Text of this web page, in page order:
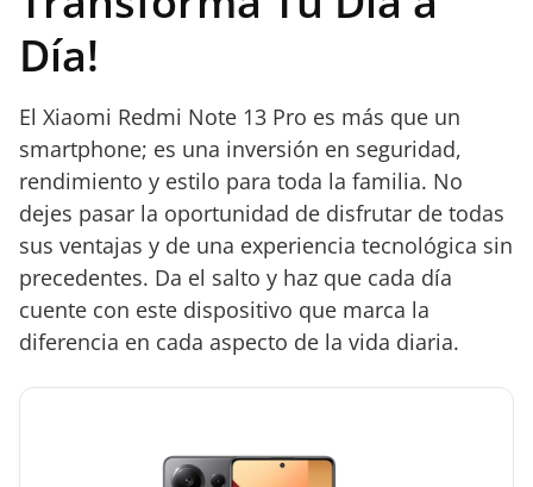
Día!
El Xiaomi Redmi Note 13 Pro es más que un
smartphone; es una inversión en seguridad,
rendimiento y estilo para toda la familia. No
dejes pasar la oportunidad de disfrutar de todas
sus ventajas y de una experiencia tecnológica sin
precedentes. Da el salto y haz que cada día
cuente con este dispositivo que marca la
diferencia en cada aspecto de la vida diaria.